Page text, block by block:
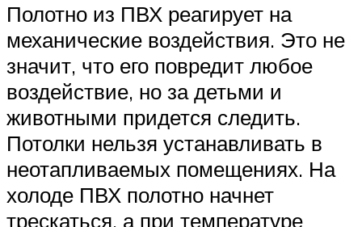
Полотно из ПВХ реагирует на
механические воздействия. Это не
значит, что его повредит любое
воздействие, но за детьми и
животными придется следить.
Потолки нельзя устанавливать в
неотапливаемых помещениях. На
холоде ПВХ полотно начнет
трескаться, а при температуре